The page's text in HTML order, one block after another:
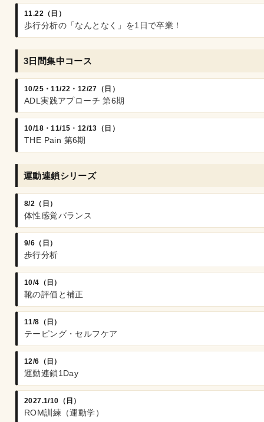
11.22（日）
歩行分析の「なんとなく」を1日で卒業！
3日間集中コース
10/25・11/22・12/27（日）
ADL実践アプローチ 第6期
10/18・11/15・12/13（日）
THE Pain 第6期
運動連鎖シリーズ
8/2（日）
体性感覚バランス
9/6（日）
歩行分析
10/4（日）
靴の評価と補正
11/8（日）
テーピング・セルフケア
12/6（日）
運動連鎖1Day
2027.1/10（日）
ROM訓練（運動学）